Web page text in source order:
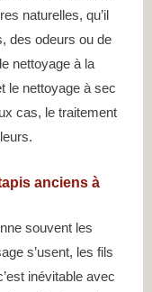
naturelles, qu’il
des odeurs ou de
nettoyage à la
le nettoyage à sec
cas, le traitement
anciens à
souvent les
s’usent, les fils
inévitable avec